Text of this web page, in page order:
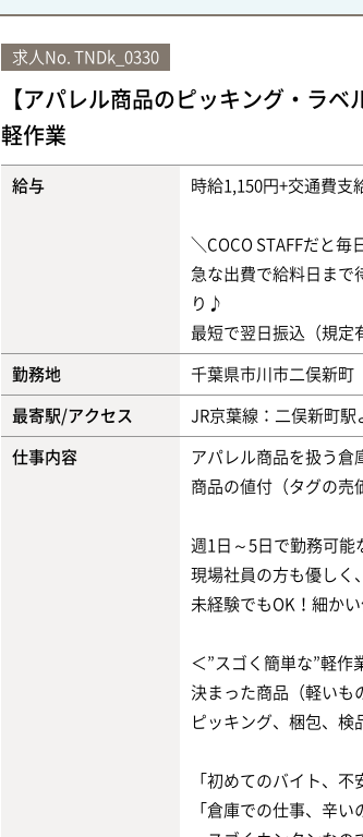
求人No. TNDk_0330
【アパレル商品のピッキング・ラ
軽作業
給与 時給1,150円+交通費支
＼COCO STAFFだと
急な出費で給料日ま
り♪
最短で翌日振込（規定
勤務地 千葉県市川市二俣新町
最寄駅/アクセス JR京葉線：二俣新町駅
仕事内容
アパレル商品を扱う倉
商品の値付（タグの売
週1日～5日で勤務可能
現場社員の方も優しく
未経験でもOK！細か
＜”スゴく簡単な”軽作
決まった商品（軽いも
ピッキング、梱包、検
「初めてのバイト、不
「倉庫での仕事、辛い